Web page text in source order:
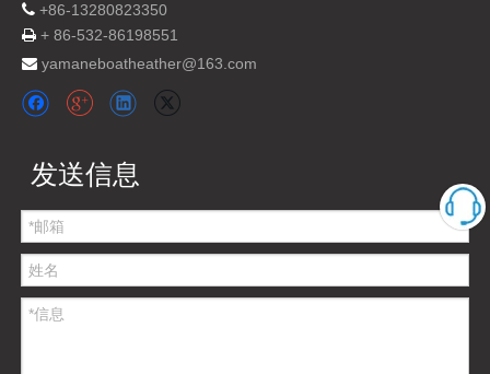
 +86-13280823350
 + 86-532-86198551
 yamaneboatheather@163.com
发送信息